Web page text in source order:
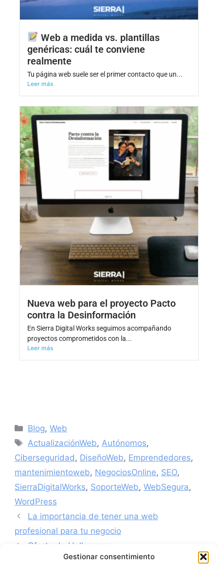
Gestionar consentimiento
Web a medida vs. plantillas
genéricas: cuál te conviene
realmente
Tu página web suele ser el primer contacto que un...
Leer más
Nueva web para el proyecto Pacto
contra la Desinformación
En Sierra Digital Works seguimos acompañando
proyectos comprometidos con la...
Leer más
Blog,Web
ActualizaciónWeb, Autónomos,
Ciberseguridad , DiseñoWeb, Emprendedores,
mantenimientoweb, NegociosOnline, SEO,
SierraDigitalWorks, SoporteWeb, WebSegura,
WordPress
La importancia de tener una web
profesional para tu negocio
Oferta de Halloween